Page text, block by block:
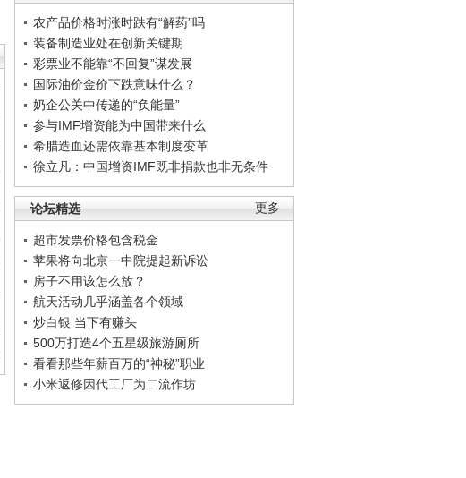
农产品价格时涨时跌有“解药”吗
装备制造业处在创新关键期
彩票业不能靠“不回复”谋发展
国际油价金价下跌意味什么？
奶企公关中传递的“负能量”
参与IMF增资能为中国带来什么
希腊造血还需依靠基本制度变革
徐立凡：中国增资IMF既非捐款也非无条件
更多
论坛精选
超市发票价格包含税金
苹果将向北京一中院提起新诉讼
房子不用该怎么放？
航天活动几乎涵盖各个领域
炒白银 当下有赚头
500万打造4个五星级旅游厕所
看看那些年薪百万的“神秘”职业
小米返修因代工厂为二流作坊